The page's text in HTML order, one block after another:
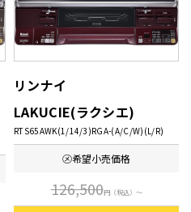
リンナイ
LAKUCIE(ラクシエ)
RTS65AWK(1/14/3)RGA-(A/C/W)(L/R)
㋱希望小売価格
126,500円（税込）～